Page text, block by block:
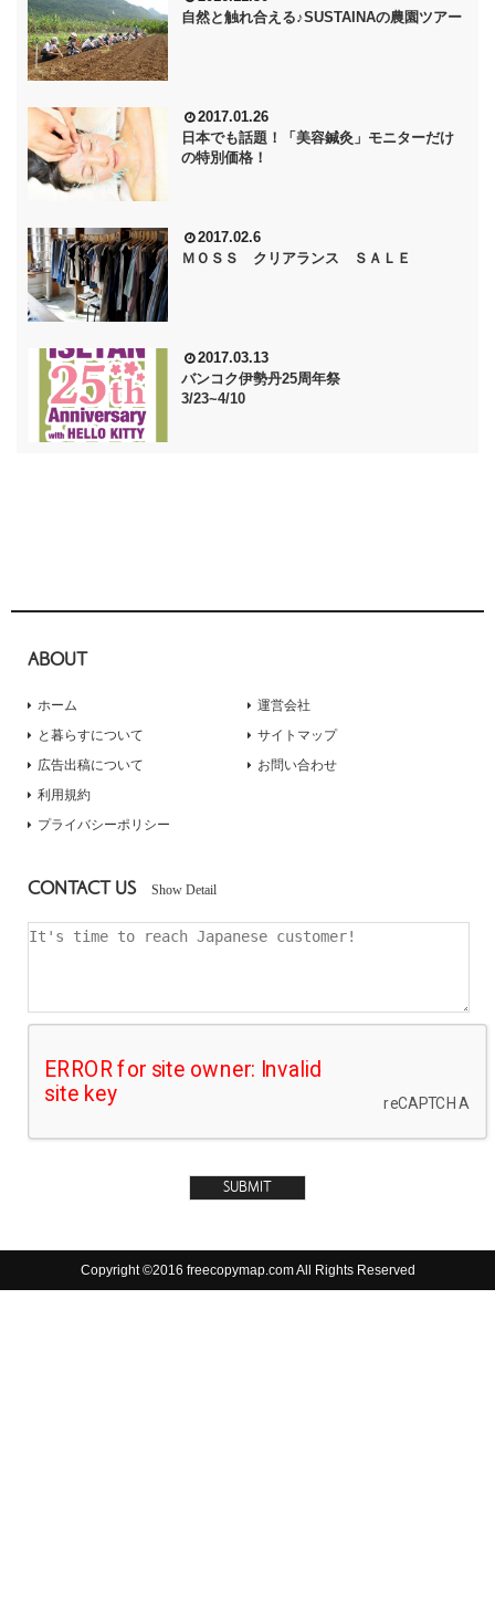
自然と触れ合える♪SUSTAINAの農園ツアー
2017.01.26
日本でも話題！「美容鍼灸」モニターだけ
の特別価格！
2017.02.6
ＭＯＳＳ クリアランス ＳＡＬＥ
2017.03.13
バンコク伊勢丹25周年祭
3/23~4/10
ABOUT
ホーム
と暮らすについて
広告出稿について
運営会社
サイトマップ
お問い合わせ
利用規約
プライバシーポリシー
CONTACT US Show Detail
Copyright ©2016 freecopymap.com All Rights Reserved